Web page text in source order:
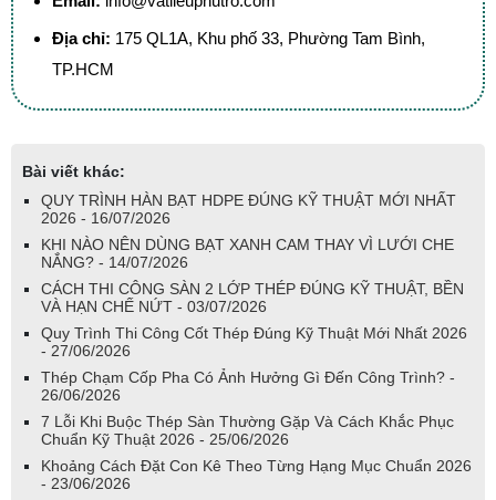
Địa chỉ: 175 QL1A, Khu phố 33, Phường Tam Bình,
TP.HCM
Bài viết khác:
QUY TRÌNH HÀN BẠT HDPE ĐÚNG KỸ THUẬT MỚI NHẤT
2026 - 16/07/2026
KHI NÀO NÊN DÙNG BẠT XANH CAM THAY VÌ LƯỚI CHE
NẮNG? - 14/07/2026
CÁCH THI CÔNG SÀN 2 LỚP THÉP ĐÚNG KỸ THUẬT, BỀN
VÀ HẠN CHẾ NỨT - 03/07/2026
Quy Trình Thi Công Cốt Thép Đúng Kỹ Thuật Mới Nhất 2026
- 27/06/2026
Thép Chạm Cốp Pha Có Ảnh Hưởng Gì Đến Công Trình? -
26/06/2026
7 Lỗi Khi Buộc Thép Sàn Thường Gặp Và Cách Khắc Phục
Chuẩn Kỹ Thuật 2026 - 25/06/2026
Khoảng Cách Đặt Con Kê Theo Từng Hạng Mục Chuẩn 2026
- 23/06/2026